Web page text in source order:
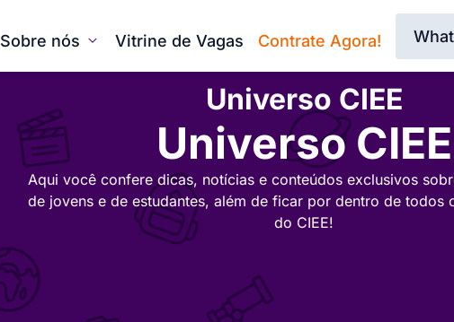
Sobre nós Vitrine de Vagas Contrate Agora!
Universo CIEE
Universo CIEE
Aqui você confere dicas, notícias e conteúdos exclusivos
de jovens e de estudantes, além de ficar por dentro de todos
do CIEE!